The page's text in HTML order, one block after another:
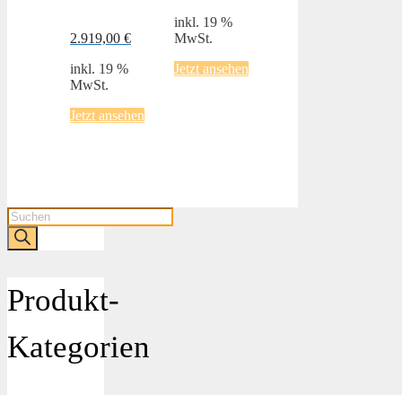
2.919,00 €
inkl. 19 %
MwSt.
Jetzt ansehen
inkl. 19 %
MwSt.
Jetzt ansehen
Products
search
Produkt-
Kategorien